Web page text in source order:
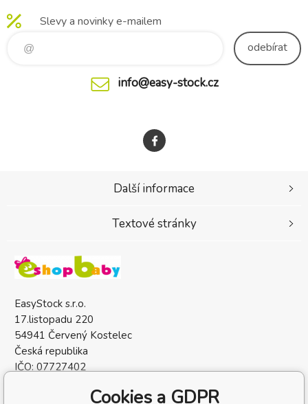
Slevy a novinky e-mailem
odebírat
info@easy-stock.cz
EasyStock s.r.o.
17.listopadu 220
54941 Červený Kostelec
Česká republika
IČO: 07727402
Další informace
Textové stránky
Cookies a GDPR